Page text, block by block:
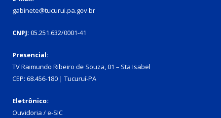
gabinete@tucurui.pa.gov.br
CNPJ: 05.251.632/0001-41
Presencial:
TV Raimundo Ribeiro de Souza, 01 – Sta Isabel
CEP: 68.456-180 | Tucuruí-PA
Eletrônico:
Ouvidoria /e-SIC